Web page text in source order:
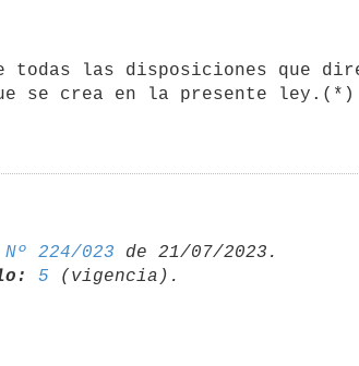
se crea en la presente ley.(*)
Nº 224/023
5